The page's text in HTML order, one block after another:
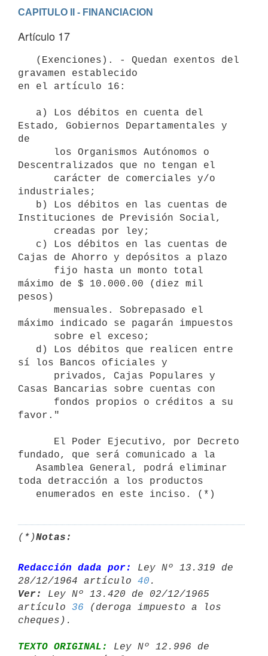
CAPITULO II - FINANCIACION
Artículo 17
gravamen establecido
en el artículo 16:
Estado, Gobiernos Departamentales y
de
Descentralizados que no tengan el
industriales;
Instituciones de Previsión Social,
Cajas de Ahorro y depósitos a plazo
máximo de $ 10.000.00 (diez mil
pesos)
máximo indicado se pagarán impuestos
sí los Bancos oficiales y
Casas Bancarias sobre cuentas con
favor."
fundado, que será comunicado a la
toda detracción a los productos
   enumerados en este inciso. (*)
(*)Notas:
Redacción dada por:
Ley Nº 13.319 de
28/12/1964 artículo 40
Ver:
Ley Nº 13.420 de 02/12/1965
artículo 36 (deroga impuesto a los
TEXTO ORIGINAL:
Ley Nº 12.996 de